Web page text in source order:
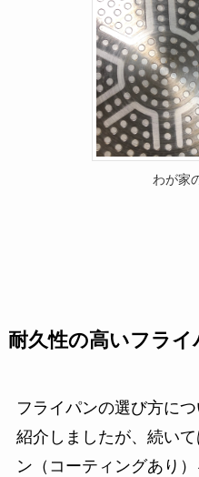
わが家
耐久性の高いフライ
フライパンの選び方に
紹介しましたが、続い
ン（コーティングあり